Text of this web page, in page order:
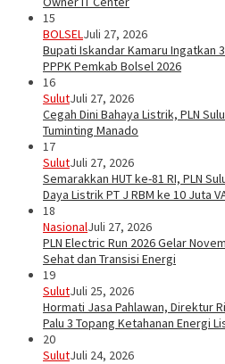
15
BOLSELJuli 27, 2026
Bupati Iskandar Kamaru Ingatkan
PPPK Pemkab Bolsel 2026
16
SulutJuli 27, 2026
Cegah Dini Bahaya Listrik, PLN
Tuminting Manado
17
SulutJuli 27, 2026
Semarakkan HUT ke-81 RI, PLN
Daya Listrik PT J RBM ke 10 Juta
18
NasionalJuli 27, 2026
PLN Electric Run 2026 Gelar
Sehat dan Transisi Energi
19
SulutJuli 25, 2026
Hormati Jasa Pahlawan, Direktur
Palu 3 Topang Ketahanan Energi
20
SulutJuli 24, 2026